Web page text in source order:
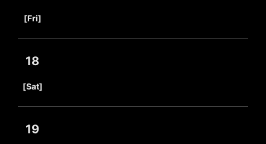
[Fri]
18
[Sat]
19